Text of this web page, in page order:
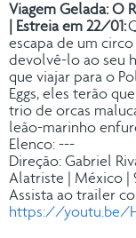
Viagem Gelada: O
| Estreia em 22/01:
escapa de um
devolvê-lo ao seu
que viajar para o
Eggs, eles terão
trio de orcas
leão-marinho
Elenco: ---
Direção: Gabriel
Alatriste | México |
Assista ao trailer
https://youtu.be/